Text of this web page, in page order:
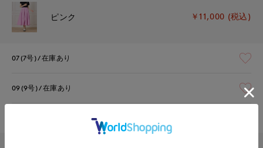
ピンク ￥11,000 (税込)
07(7号) 在庫あり
09(9号) 在庫あり